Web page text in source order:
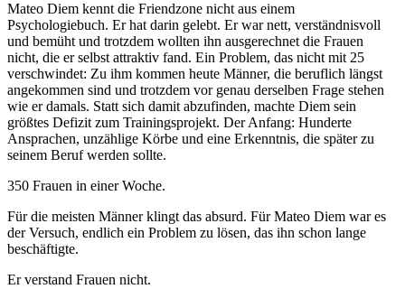
Mateo Diem kennt die Friendzone nicht aus einem
Psychologiebuch. Er hat darin gelebt. Er war nett, verständnisvoll
und bemüht und trotzdem wollten ihn ausgerechnet die Frauen
nicht, die er selbst attraktiv fand. Ein Problem, das nicht mit 25
verschwindet: Zu ihm kommen heute Männer, die beruflich längst
angekommen sind und trotzdem vor genau derselben Frage stehen
wie er damals. Statt sich damit abzufinden, machte Diem sein
größtes Defizit zum Trainingsprojekt. Der Anfang: Hunderte
Ansprachen, unzählige Körbe und eine Erkenntnis, die später zu
seinem Beruf werden sollte.
350 Frauen in einer Woche.
Für die meisten Männer klingt das absurd. Für Mateo Diem war es
der Versuch, endlich ein Problem zu lösen, das ihn schon lange
beschäftigte.
Er verstand Frauen nicht.